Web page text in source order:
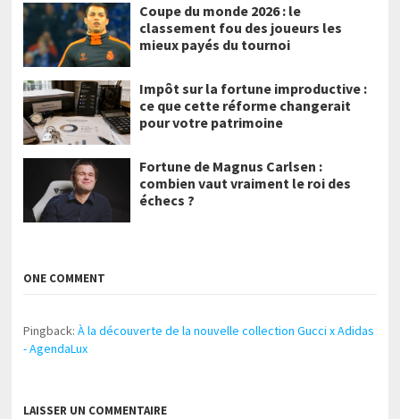
Coupe du monde 2026 : le
classement fou des joueurs les
mieux payés du tournoi
Impôt sur la fortune improductive :
ce que cette réforme changerait
pour votre patrimoine
Fortune de Magnus Carlsen :
combien vaut vraiment le roi des
échecs ?
ONE COMMENT
Pingback:À la découverte de la nouvelle collection Gucci x Adidas
- AgendaLux
LAISSER UN COMMENTAIRE